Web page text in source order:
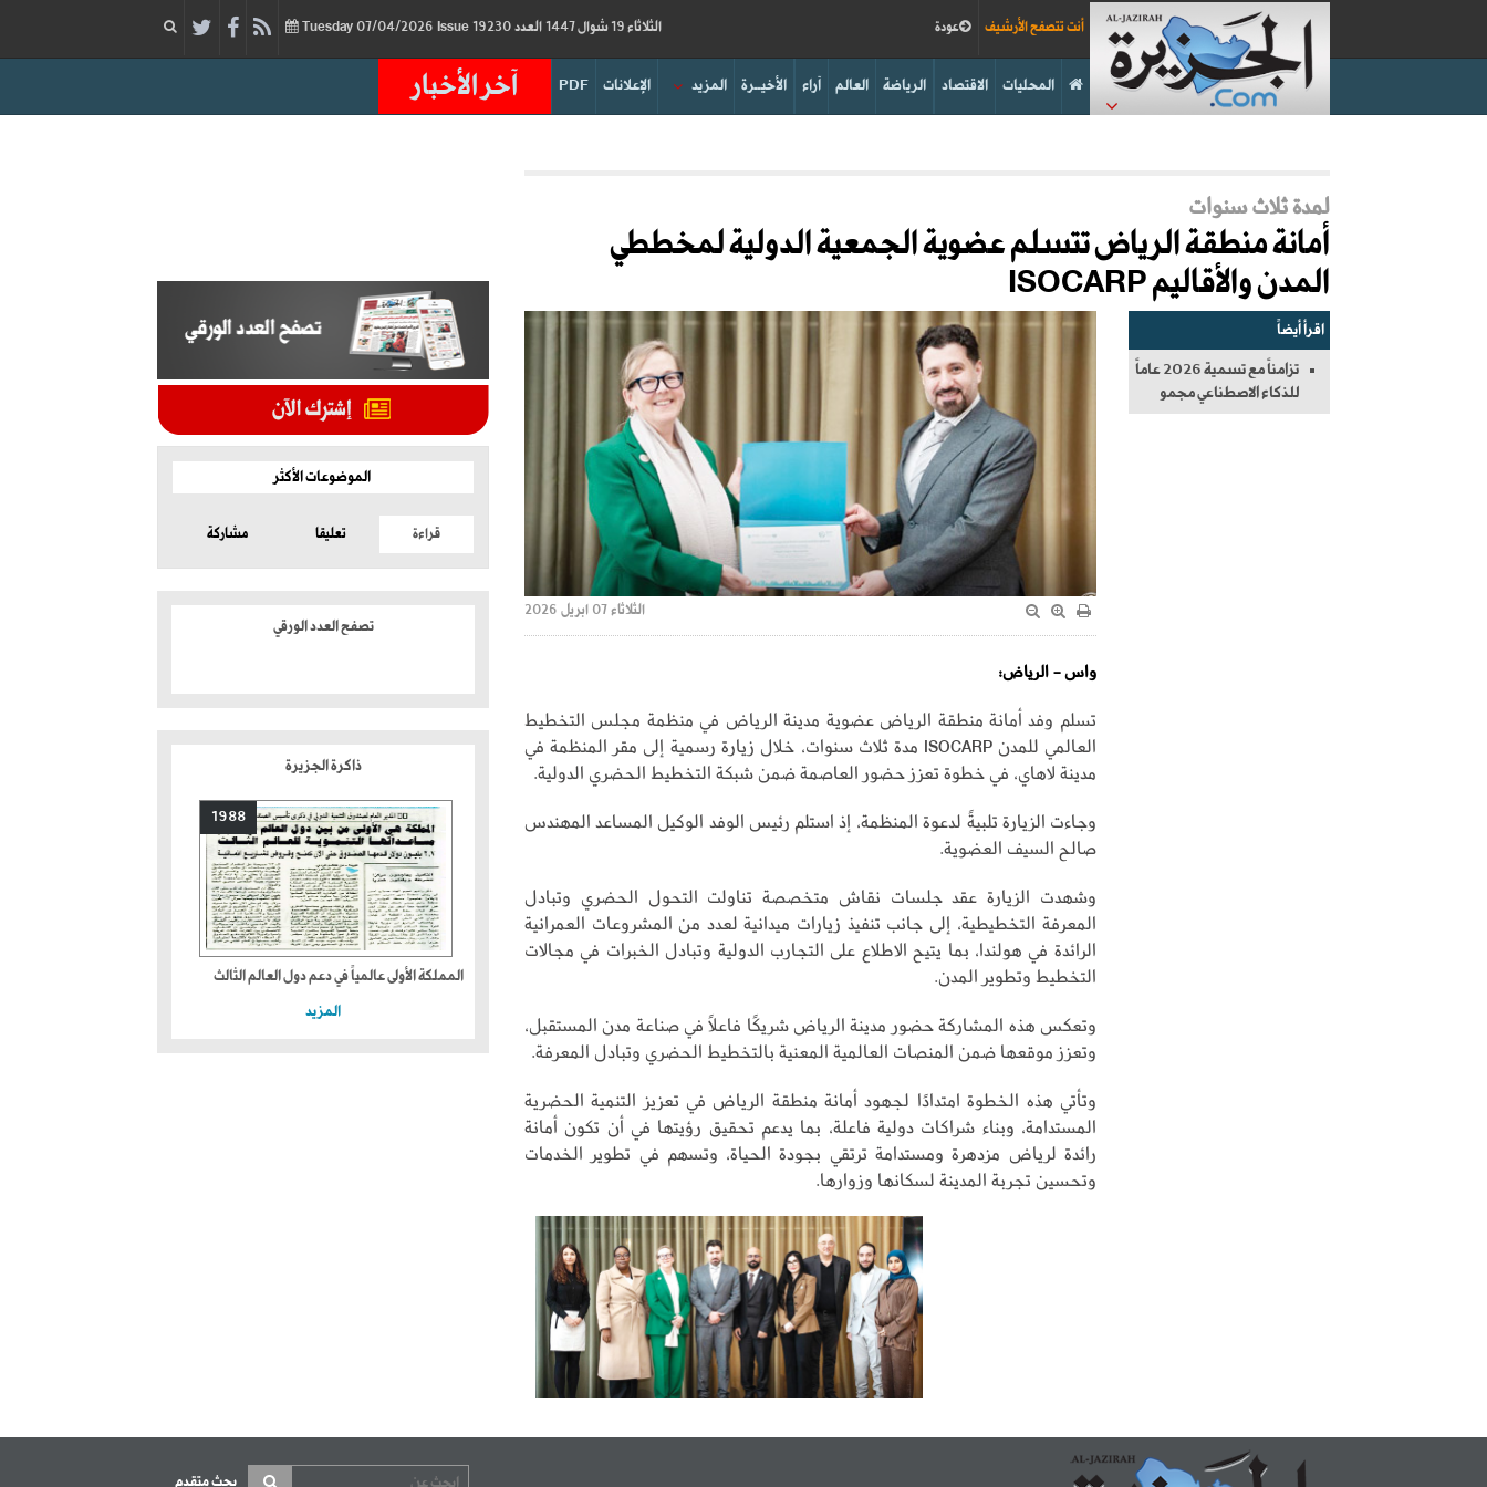
الثلاثاء 19 شوال 1447 العدد 19230 07/04/2026 Issue عودة أنت تتصفح الأرشيف
آخر الأخبار PDF الإعلانات المزيد الأخيــرة آراء العالم الرياضة الاقتصاد المحليات
لمدة ثلاث سنوات
أمانة منطقة الرياض تتسلم عضوية الجمعية الدولية ‏لمخططي
المدن والأقاليم ISOCARP
اقرأ أيضاً
تزامناً مع تسمية 2026 عاماً
للذكاء الاصطناعي مجمو
الثلاثاء 07 ابريل 2026
واس - الرياض:
تسلم وفد أمانة منطقة الرياض عضوية مدينة الرياض في منظمة مجلس التخطيط
العالمي للمدن ISOCARP مدة ثلاث سنوات، خلال زيارة رسمية إلى مقر المنظمة في
مدينة لاهاي، في خطوة تعزز حضور العاصمة ضمن شبكة التخطيط الحضري الدولية.
وجاءت الزيارة تلبيةً لدعوة المنظمة، إذ استلم رئيس الوفد الوكيل المساعد المهندس
صالح السيف العضوية.
وشهدت الزيارة عقد جلسات نقاش متخصصة تناولت التحول الحضري وتبادل
المعرفة التخطيطية، إلى جانب تنفيذ زيارات ميدانية لعدد من المشروعات العمرانية
الرائدة في هولندا، بما يتيح الاطلاع على التجارب الدولية وتبادل الخبرات في مجالات
التخطيط وتطوير المدن.
وتعكس هذه المشاركة حضور مدينة الرياض شريكًا فاعلًا في صناعة مدن المستقبل،
وتعزز موقعها ضمن المنصات العالمية المعنية بالتخطيط الحضري وتبادل المعرفة.
وتأتي هذه الخطوة امتدادًا لجهود أمانة منطقة الرياض في تعزيز التنمية الحضرية
المستدامة، وبناء شراكات دولية فاعلة، بما يدعم تحقيق رؤيتها في أن تكون أمانة
رائدة لرياض مزدهرة ومستدامة ترتقي بجودة الحياة، وتسهم في تطوير الخدمات
وتحسين تجربة المدينة لسكانها وزوارها.
الموضوعات الأكثر
قراءة تعليقا مشاركة
تصفح العدد الورقي
ذاكرة الجزيرة
1988
المملكة الأولى عالمياً في دعم دول العالم الثالث
المزيد
بحث متقدم